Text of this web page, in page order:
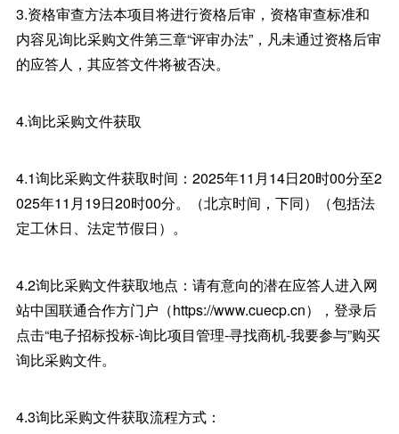
3.资格审查方法本项目将进行资格后审，资格审查标准和
内容见询比采购文件第三章“评审办法”，凡未通过资格后审
的应答人，其应答文件将被否决。
4.询比采购文件获取
4.1询比采购文件获取时间：2025年11月14日20时00分至2
025年11月19日20时00分。（北京时间，下同）（包括法
定工休日、法定节假日）。
4.2询比采购文件获取地点：请有意向的潜在应答人进入网
站中国联通合作方门户（https://www.cuecp.cn），登录后
点击“电子招标投标-询比项目管理-寻找商机-我要参与”购买
询比采购文件。
4.3询比采购文件获取流程方式：